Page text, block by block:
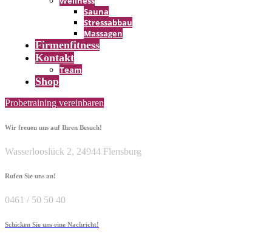
Sauna
Stressabbau
Massagen
Firmen­fitness
Kontakt
Team
Shop
Probetraining vereinbaren
Wir freuen uns auf Ihren Besuch!
Wasserlooslück 2, 24944 Flensburg
Rufen Sie uns an!
0461 / 50 50 40
Schicken Sie uns eine Nachricht!